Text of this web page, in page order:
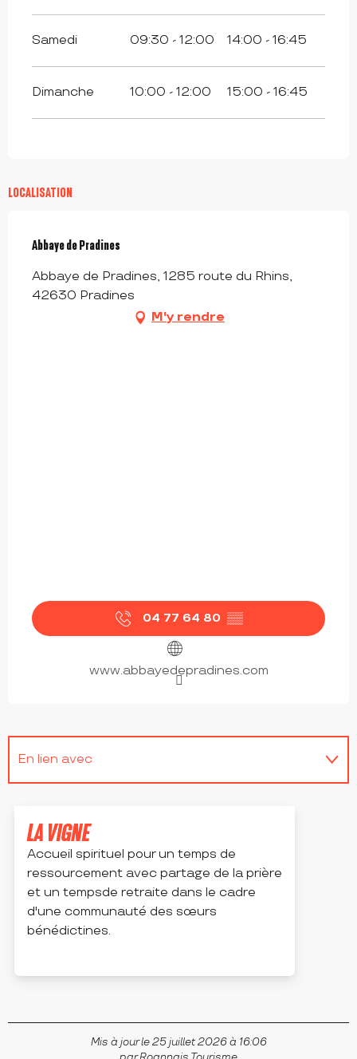
Samedi 09:30 - 12:00 14:00 - 16:45
Dimanche 10:00 - 12:00 15:00 - 16:45
LOCALISATION
Abbaye de Pradines
Abbaye de Pradines, 1285 route du Rhins,
42630 Pradines
M'y rendre
04 77 64 80 ▒▒
www.abbayedepradines.com
En lien avec
LA VIGNE
Accueil spirituel pour un temps de
ressourcement avec partage de la prière
et un tempsde retraite dans le cadre
d'une communauté des sœurs
bénédictines.
Mis à jour le 25 juillet 2026 à 16:06